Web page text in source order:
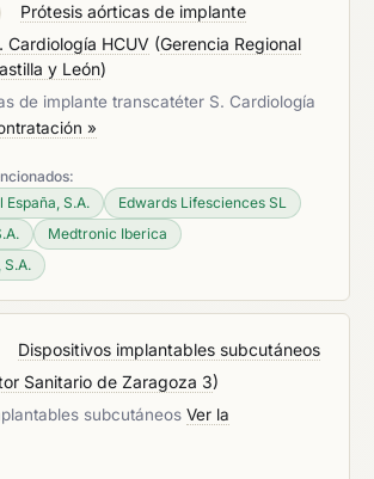
Prótesis aórticas de implante
Cardiología HCUV (Gerencia Regional
y León)
de implante transcatéter S. Cardiología
»
S.A.
Edwards Lifesciences SL
Medtronic Iberica
S.A.
Dispositivos implantables subcutáneos
Sanitario de Zaragoza 3)
subcutáneos Ver la